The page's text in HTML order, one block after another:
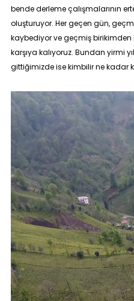
bende derleme çalışmalarının
oluşturuyor. Her geçen gün,
kaybediyor ve geçmiş birikimden
karşıya kalıyoruz. Bundan yirmi
gittiğimizde ise kimbilir ne kadar